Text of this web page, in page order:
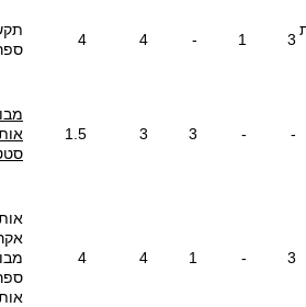
3
1
-
4
4
-
-
3
3
1.5
3
-
1
4
4